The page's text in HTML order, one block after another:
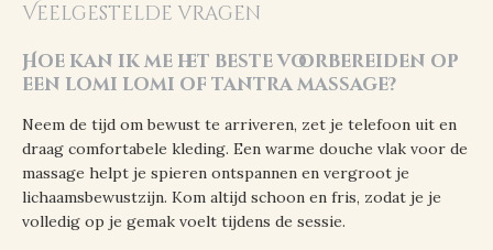
Veelgestelde vragen
Hoe kan ik me het beste voorbereiden op
een lomi lomi of tantra massage?
Neem de tijd om bewust te arriveren, zet je telefoon uit en
draag comfortabele kleding. Een warme douche vlak voor de
massage helpt je spieren ontspannen en vergroot je
lichaamsbewustzijn. Kom altijd schoon en fris, zodat je je
volledig op je gemak voelt tijdens de sessie.